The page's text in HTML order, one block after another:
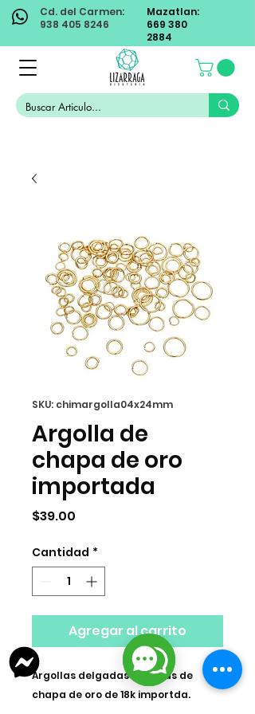
Cd. del Carmen:
938 405 8246
Mazatlan:
669 380
2884
SKU: chimargolla04x24mm
Argolla de
chapa de oro
importada
$39.00
Cantidad *
Agregar al carrito
Argollas delgadasabiertas de
chapa de oro de 18k importda.